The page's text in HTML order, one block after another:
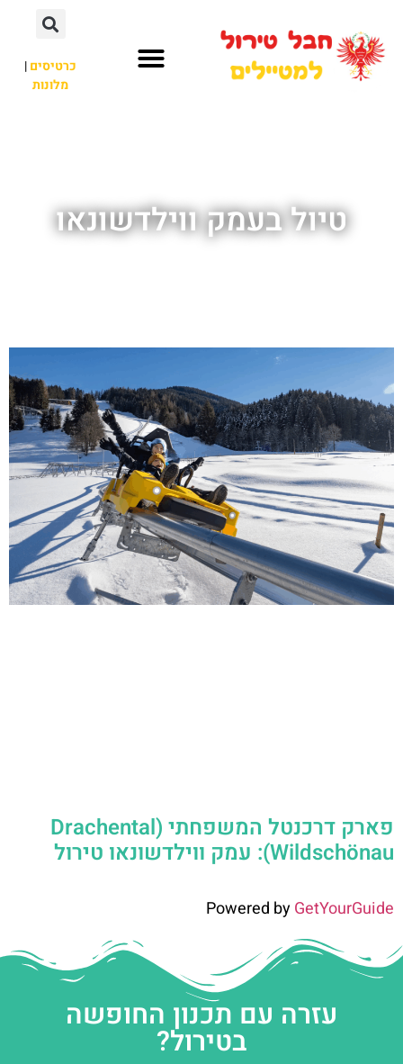
כרטיסים|
מלונות
טיול בעמק ווילדשונאו
פארק דרכנטל המשפחתי (Drachental
Wildschönau): עמק ווילדשונאו טירול
Powered byGetYourGuide
עזרה עם תכנון החופשה
בטירול?